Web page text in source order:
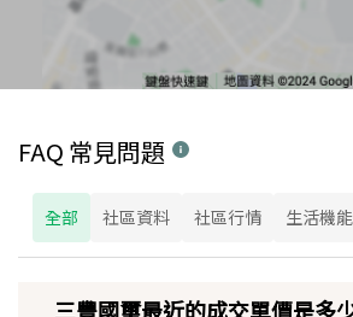
FAQ 常見問題
全部 社區資料 社區行情 生活機能
三豐國璽最近的成交單價是多